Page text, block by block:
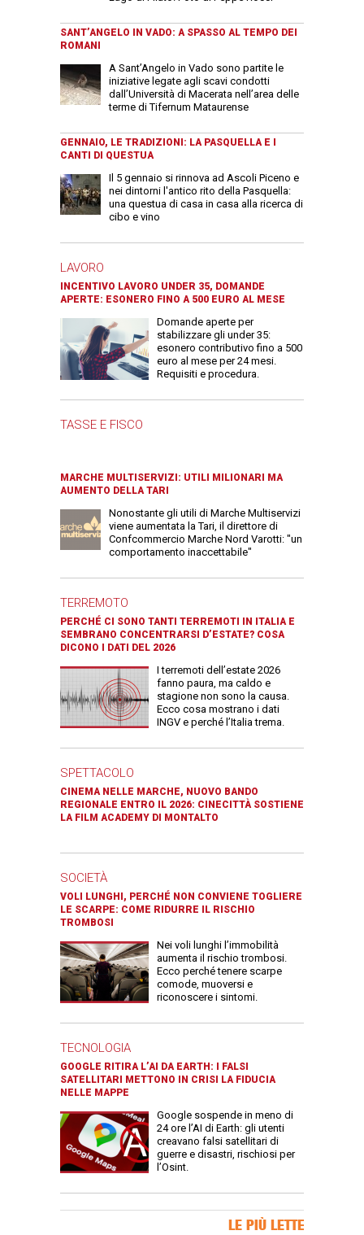
SANT’ANGELO IN VADO: A SPASSO AL TEMPO DEI
ROMANI
A Sant’Angelo in Vado sono partite le
iniziative legate agli scavi condotti
dall’Università di Macerata nell’area delle
terme di Tifernum Mataurense
GENNAIO, LE TRADIZIONI: LA PASQUELLA E I
CANTI DI QUESTUA
Il 5 gennaio si rinnova ad Ascoli Piceno e
nei dintorni l'antico rito della Pasquella:
una questua di casa in casa alla ricerca di
cibo e vino
LAVORO
INCENTIVO LAVORO UNDER 35, DOMANDE
APERTE: ESONERO FINO A 500 EURO AL MESE
Domande aperte per
stabilizzare gli under 35:
esonero contributivo fino a 500
euro al mese per 24 mesi.
Requisiti e procedura.
TASSE E FISCO
MARCHE MULTISERVIZI: UTILI MILIONARI MA
AUMENTO DELLA TARI
Nonostante gli utili di Marche Multiservizi
viene aumentata la Tari, il direttore di
Confcommercio Marche Nord Varotti: "un
comportamento inaccettabile"
TERREMOTO
PERCHÉ CI SONO TANTI TERREMOTI IN ITALIA E
SEMBRANO CONCENTRARSI D’ESTATE? COSA
DICONO I DATI DEL 2026
I terremoti dell’estate 2026
fanno paura, ma caldo e
stagione non sono la causa.
Ecco cosa mostrano i dati
INGV e perché l’Italia trema.
SPETTACOLO
CINEMA NELLE MARCHE, NUOVO BANDO
REGIONALE ENTRO IL 2026: CINECITTÀ SOSTIENE
LA FILM ACADEMY DI MONTALTO
SOCIETÀ
VOLI LUNGHI, PERCHÉ NON CONVIENE TOGLIERE
LE SCARPE: COME RIDURRE IL RISCHIO
TROMBOSI
Nei voli lunghi l’immobilità
aumenta il rischio trombosi.
Ecco perché tenere scarpe
comode, muoversi e
riconoscere i sintomi.
TECNOLOGIA
GOOGLE RITIRA L’AI DA EARTH: I FALSI
SATELLITARI METTONO IN CRISI LA FIDUCIA
NELLE MAPPE
Google sospende in meno di
24 ore l’AI di Earth: gli utenti
creavano falsi satellitari di
guerre e disastri, rischiosi per
l’Osint.
LE PIÙ LETTE